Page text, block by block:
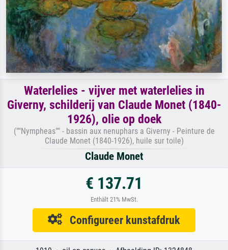
Waterlelies - vijver met waterlelies in
Giverny, schilderij van Claude Monet (1840-
1926), olie op doek
(""Nympheas"" - bassin aux nenuphars a Giverny - Peinture de
Claude Monet (1840-1926), huile sur toile)
Claude Monet
€ 137.71
Enthält 21% MwSt.
Configureer kunstafdruk